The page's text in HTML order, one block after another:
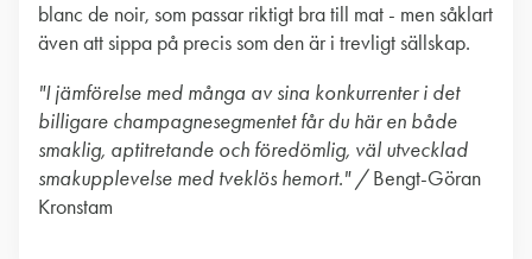
blanc de noir, som passar riktigt bra till mat - men såklart
även att sippa på precis som den är i trevligt sällskap.
"I jämförelse med många av sina konkurrenter i det
billigare champagnesegmentet får du här en både
smaklig, aptitretande och föredömlig, väl utvecklad
smakupplevelse med tveklös hemort." /Bengt-Göran
Kronstam